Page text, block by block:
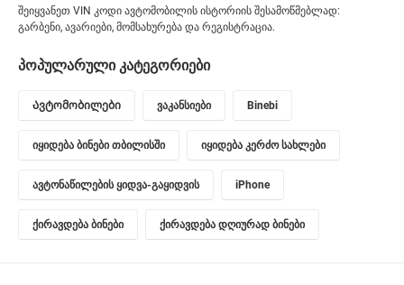
შეიყვანეთ VIN კოდი ავტომობილის ისტორიის შესამოწმებლად:
გარბენი, ავარიები, მომსახურება და რეგისტრაცია.
პოპულარული კატეგორიები
Ავტომობილები ვაკანსიები Binebi
იყიდება ბინები თბილისში იყიდება კერძო სახლები
ავტონაწილების ყიდვა-გაყიდვის iPhone
ქირავდება ბინები ქირავდება დღიურად ბინები